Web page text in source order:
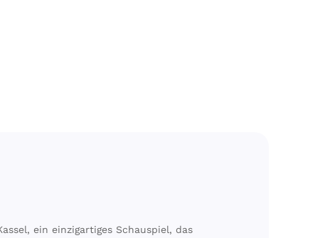
ein einzigartiges Schauspiel, das